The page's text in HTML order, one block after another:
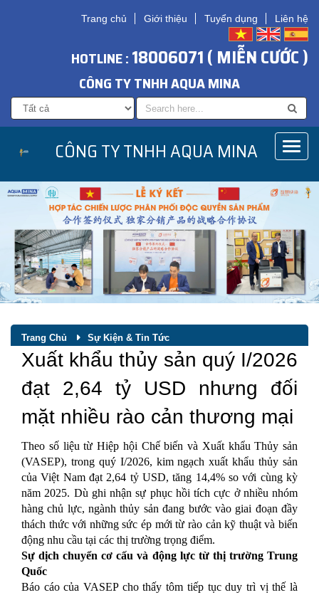
Trang chủ Giới thiệu Tuyển dụng Liên hệ
HOTLINE :18006071 ( MIỄN CƯỚC )
CÔNG TY TNHH AQUA MINA
CÔNG TY TNHH AQUA MINA
Trang Chủ Sự Kiện & Tin Tức
Xuất khẩu thủy sản quý I/2026
đạt 2,64 tỷ USD nhưng đối
mặt nhiều rào cản thương mại
Theo số liệu từ Hiệp hội Chế biến và Xuất khẩu Thủy sản
(VASEP), trong quý I/2026, kim ngạch xuất khẩu thủy sản
của Việt Nam đạt 2,64 tỷ USD, tăng 14,4% so với cùng kỳ
năm 2025. Dù ghi nhận sự phục hồi tích cực ở nhiều nhóm
hàng chủ lực, ngành thủy sản đang bước vào giai đoạn đầy
thách thức với những sức ép mới từ rào cản kỹ thuật và biến
động nhu cầu tại các thị trường trọng điểm.
Sự dịch chuyển cơ cấu và động lực từ thị trường Trung
Quốc
Báo cáo của VASEP cho thấy tôm tiếp tục duy trì vị thế là